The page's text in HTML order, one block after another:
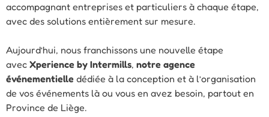
accompagnant entreprises et particuliers à chaque étape,
avec des solutions entièrement sur mesure.
Aujourd’hui, nous franchissons une nouvelle étape
avec Xperience by Intermills, notre agence
événementielle dédiée à la conception et à l’organisation
de vos événements là ou vous en avez besoin, partout en
Province de Liège.